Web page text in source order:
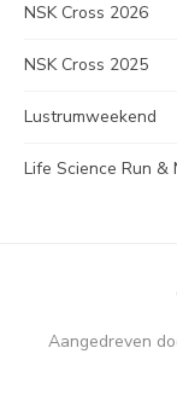
NSK Cross 2026
NSK Cross 2025
Lustrumweekend
Life Science Run &
Aangedreven